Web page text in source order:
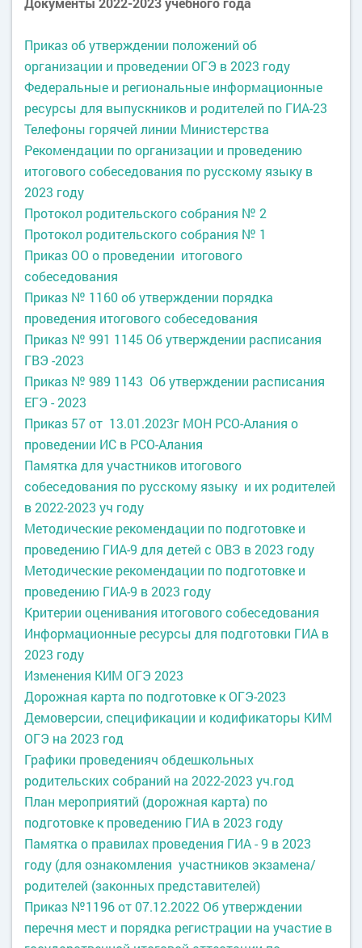
Приказ об утверждении положений об
организации и проведении ОГЭ в 2023 году
Федеральные и региональные информационные
ресурсы для выпускников и родителей по ГИА-23
Телефоны горячей линии Министерства
Рекомендации по организации и проведению
итогового собеседования по русскому языку в
2023 году
Протокол родительского собрания № 2
Протокол родительского собрания № 1
Приказ ОО о проведении итогового
собеседования
Приказ № 1160 об утверждении порядка
проведения итогового собеседования
Приказ № 991 1145 Об утверждении расписания
ГВЭ -2023
Приказ № 989 1143 Об утверждении расписания
ЕГЭ - 2023
Приказ 57 от 13.01.2023г МОН РСО-Алания о
проведении ИС в РСО-Алания
Памятка для участников итогового
собеседования по русскому языку и их родителей
в 2022-2023 уч году
Методические рекомендации по подготовке и
проведению ГИА-9 для детей с ОВЗ в 2023 году
Методические рекомендации по подготовке и
проведению ГИА-9 в 2023 году
Критерии оценивания итогового собеседования
Информационные ресурсы для подготовки ГИА в
2023 году
Изменения КИМ ОГЭ 2023
Дорожная карта по подготовке к ОГЭ-2023
Демоверсии, спецификации и кодификаторы КИМ
ОГЭ на 2023 год
Графики проведенияч обдешкольных
родительских собраний на 2022-2023 уч.год
План мероприятий (дорожная карта) по
подготовке к проведению ГИА в 2023 году
Памятка о правилах проведения ГИА - 9 в 2023
году (для ознакомления участников экзамена/
родителей (законных представителей)
Приказ №1196 от 07.12.2022 Об утверждении
перечня мест и порядка регистрации на участие в